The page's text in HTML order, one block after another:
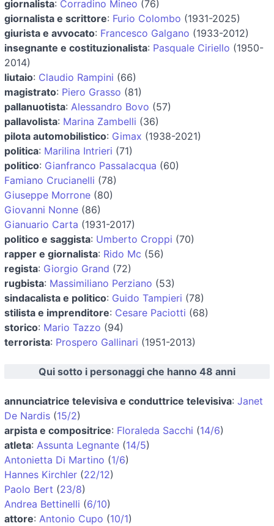
giornalista: Corradino Mineo (76)
giornalista e scrittore: Furio Colombo (1931-2025)
giurista e avvocato: Francesco Galgano (1933-2012)
insegnante e costituzionalista: Pasquale Ciriello (1950-
2014)
liutaio: Claudio Rampini (66)
magistrato: Piero Grasso (81)
pallanuotista: Alessandro Bovo (57)
pallavolista: Marina Zambelli (36)
pilota automobilistico: Gimax (1938-2021)
politica: Marilina Intrieri (71)
politico: Gianfranco Passalacqua (60)
Famiano Crucianelli (78)
Giuseppe Morrone (80)
Giovanni Nonne (86)
Gianuario Carta (1931-2017)
politico e saggista: Umberto Croppi (70)
rapper e giornalista: Rido Mc (56)
regista: Giorgio Grand (72)
rugbista: Massimiliano Perziano (53)
sindacalista e politico: Guido Tampieri (78)
stilista e imprenditore: Cesare Paciotti (68)
storico: Mario Tazzo (94)
terrorista: Prospero Gallinari (1951-2013)
Qui sotto i personaggi che hanno 48 anni
annunciatrice televisiva e conduttrice televisiva: Janet
De Nardis (15/2)
arpista e compositrice: Floraleda Sacchi (14/6)
atleta: Assunta Legnante (14/5)
Antonietta Di Martino (1/6)
Hannes Kirchler (22/12)
Paolo Bert (23/8)
Andrea Bettinelli (6/10)
attore: Antonio Cupo (10/1)